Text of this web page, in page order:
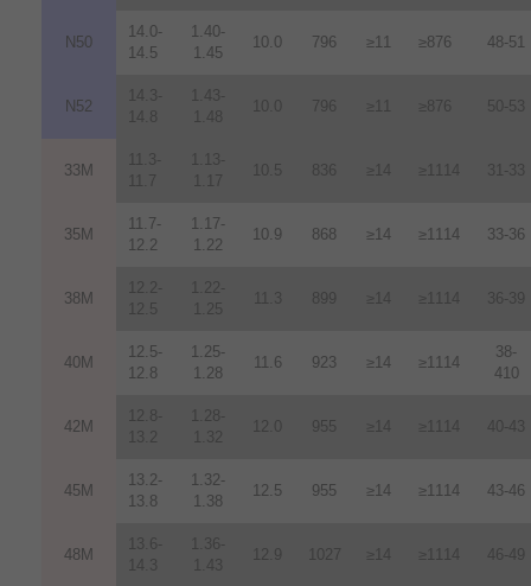
N50
14.0-
14.5
1.40-
1.45
10.0 796 ≥11 ≥876 48-51
N52
14.3-
14.8
1.43-
1.48
10.0 796 ≥11 ≥876 50-53
33M
11.3-
11.7
1.13-
1.17
10.5 836 ≥14 ≥1114 31-33
35M
11.7-
12.2
1.17-
1.22
10.9 868 ≥14 ≥1114 33-36
38M
12.2-
12.5
1.22-
1.25
11.3 899 ≥14 ≥1114 36-39
40M
12.5-
12.8
1.25-
1.28
11.6 923 ≥14 ≥1114
38-
410
42M
12.8-
13.2
1.28-
1.32
12.0 955 ≥14 ≥1114 40-43
45M
13.2-
13.8
1.32-
1.38
12.5 955 ≥14 ≥1114 43-46
48M
13.6-
14.3
1.36-
1.43
12.9 1027 ≥14 ≥1114 46-49